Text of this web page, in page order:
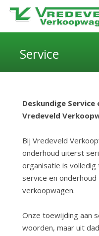
Service
Deskundige Service
Vredeveld
Bij Vredeveld
onderhoud uiterst
organisatie is
service en
verkoopwagen.
Onze toewijding aan
woorden, maar uit